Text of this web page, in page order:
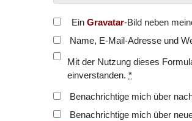
EinGravatar-Bild neben
Name, E-Mail-Adresse und
Mit der Nutzung dieses
einverstanden. *
Benachrichtige mich über
Benachrichtige mich über